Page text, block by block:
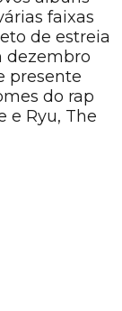
faixas
de estreia
dezembro
presente
do rap
e Ryu, The